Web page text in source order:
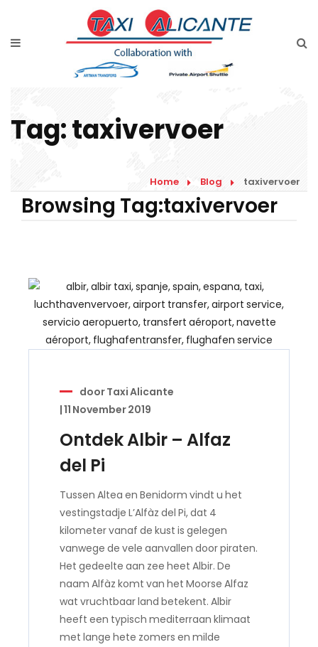
Prijsaanvraag
Blog
Nederlands
Tag:taxivervoer
Home Blog taxivervoer
Browsing Tag:taxivervoer
doorTaxi Alicante
|11 November 2019
Ontdek Albir – Alfaz
del Pi
Tussen Altea en Benidorm vindt u het
vestingstadje L’Alfàz del Pi, dat 4
kilometer vanaf de kust is gelegen
vanwege de vele aanvallen door piraten.
Het gedeelte aan zee heet Albir. De
naam Alfàz komt van het Moorse Alfaz
wat vruchtbaar land betekent. Albir
heeft een typisch mediterraan klimaat
met lange hete zomers en milde